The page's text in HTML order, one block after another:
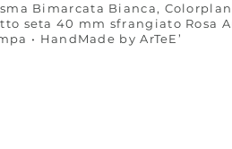
Bimarcata Bianca,
seta 40 mm sfrangiato Rosa
• HandMade by ArTeE’